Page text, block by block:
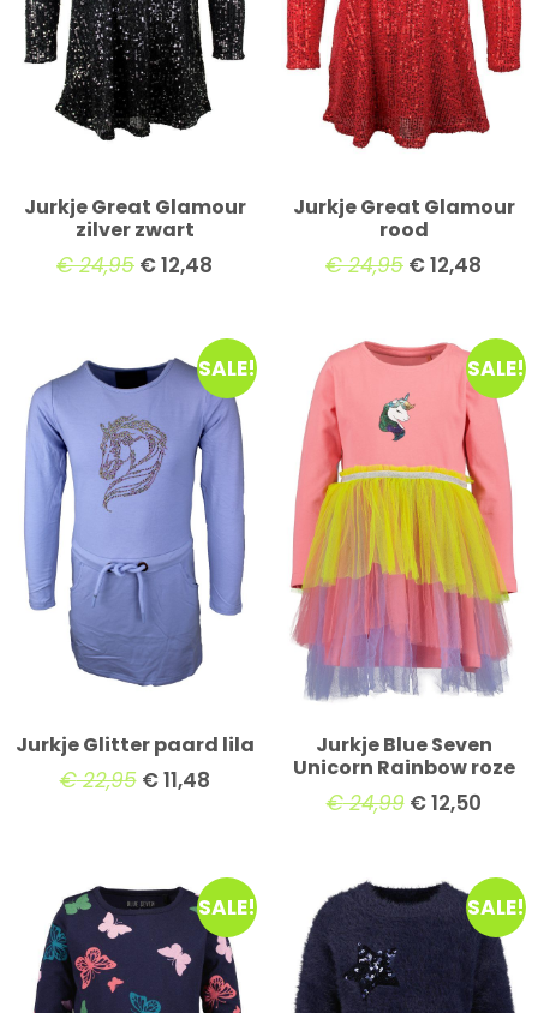
Jurkje Great Glamour
zilver zwart
€24,95 €12,48
Jurkje Great Glamour
rood
€24,95 €12,48
SALE!
Jurkje Glitter paard lila
€22,95 €11,48
SALE!
Jurkje Blue Seven
Unicorn Rainbow roze
€24,99 €12,50
SALE! SALE!